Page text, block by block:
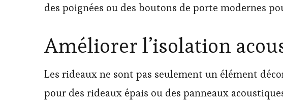
des poignées ou des boutons de porte modernes
Améliorer l’isolation
Les rideaux ne sont pas seulement un élément
pour des rideaux épais ou des panneaux